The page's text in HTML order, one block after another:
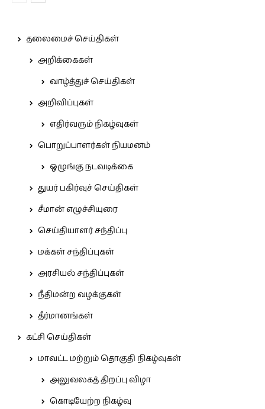
தலைமைச் செய்திகள்
அறிக்கைகள்
வாழ்த்துச் செய்திகள்
அறிவிப்புகள்
எதிர்வரும் நிகழ்வுகள்
பொறுப்பாளர்கள் நியமனம்
ஒழுங்கு நடவடிக்கை
துயர் பகிர்வுச் செய்திகள்
சீமான் எழுச்சியுரை
செய்தியாளர் சந்திப்பு
மக்கள் சந்திப்புகள்
அரசியல் சந்திப்புகள்
நீதிமன்ற வழக்குகள்
தீர்மானங்கள்
கட்சி செய்திகள்
மாவட்ட மற்றும் தொகுதி நிகழ்வுகள்
அலுவலகத் திறப்பு விழா
கொடியேற்ற நிகழ்வு